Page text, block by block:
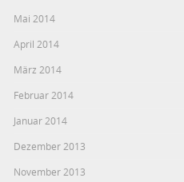
Mai 2014
April 2014
März 2014
Februar 2014
Januar 2014
Dezember 2013
November 2013